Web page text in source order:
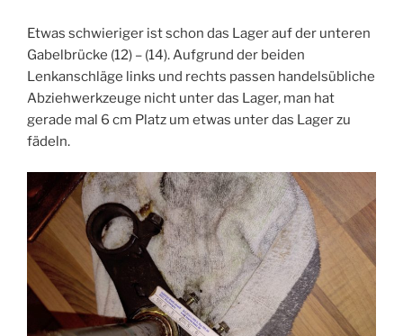
Etwas schwieriger ist schon das Lager auf der unteren
Gabelbrücke (12) – (14). Aufgrund der beiden
Lenkanschläge links und rechts passen handelsübliche
Abziehwerkzeuge nicht unter das Lager, man hat
gerade mal 6 cm Platz um etwas unter das Lager zu
fädeln.